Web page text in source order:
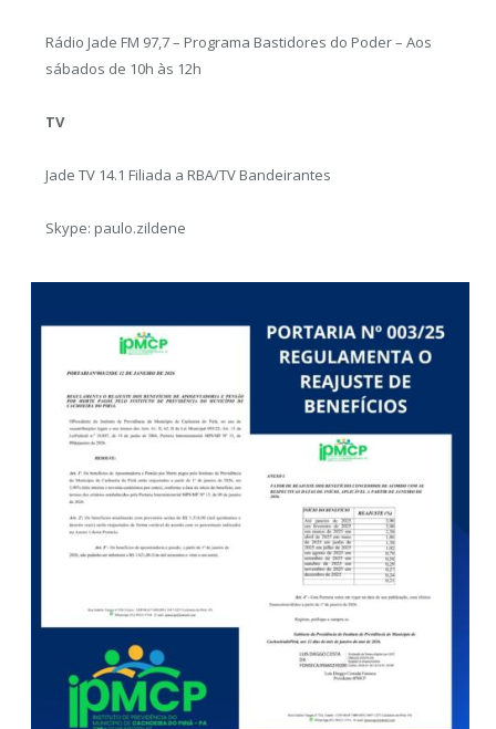
Rádio Jade FM 97,7 – Programa Bastidores do Poder – Aos
sábados de 10h às 12h
TV
Jade TV 14.1 Filiada a RBA/TV Bandeirantes
Skype: paulo.zildene